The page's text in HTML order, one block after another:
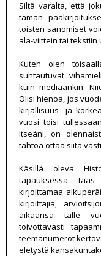
Siltä varalta, että
tämän
toisten sanomiset
ala-viittein tai tekstiin
Kuten olen
suhtautuvat
kuin mediaankin.
Olisi hienoa, jos
kirjallisuus- ja
vuosi toisi
itseäni, on
tahtoa ottaa siitä
Käsillä oleva
tapauksessa
kirjoittamaa
kirjoittajia,
aikaansa tälle
toivottavasti
teemanumerot
eletystä